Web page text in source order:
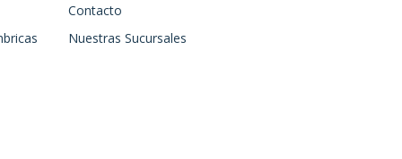
Contacto
Nuestras Sucursales